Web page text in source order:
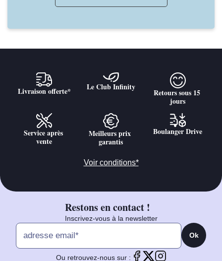
Livraison offerte* Le Club Infinity
Retours sous 15
jours
Service après
vente
Meilleurs prix
garantis
Boulanger Drive
Voir conditions*
Restons en contact !
Inscrivez-vous à la newsletter
Ok
Ou retrouvez-nous sur :